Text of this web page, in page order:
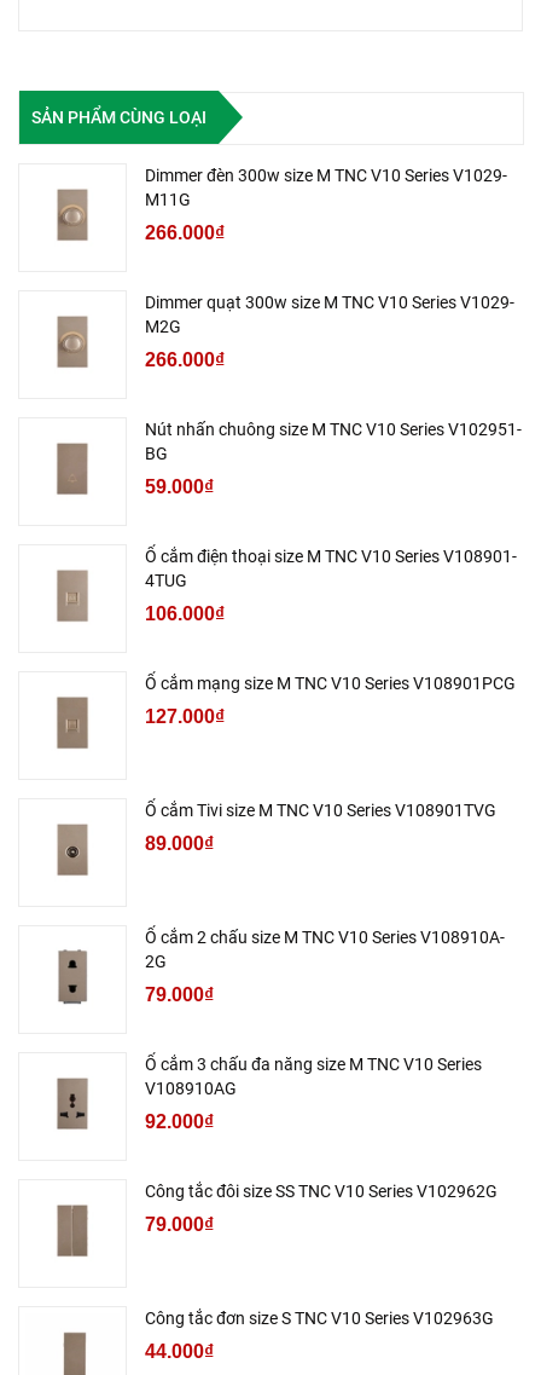
SẢN PHẨM CÙNG LOẠI
Dimmer đèn 300w size M TNC V10 Series V1029-
M11G
266.000₫
Dimmer quạt 300w size M TNC V10 Series V1029-
M2G
266.000₫
Nút nhấn chuông size M TNC V10 Series V102951-
BG
59.000₫
Ổ cắm điện thoại size M TNC V10 Series V108901-
4TUG
106.000₫
Ổ cắm mạng size M TNC V10 Series V108901PCG
127.000₫
Ổ cắm Tivi size M TNC V10 Series V108901TVG
89.000₫
Ổ cắm 2 chấu size M TNC V10 Series V108910A-
2G
79.000₫
Ổ cắm 3 chấu đa năng size M TNC V10 Series
V108910AG
92.000₫
Công tắc đôi size SS TNC V10 Series V102962G
79.000₫
Công tắc đơn size S TNC V10 Series V102963G
44.000₫